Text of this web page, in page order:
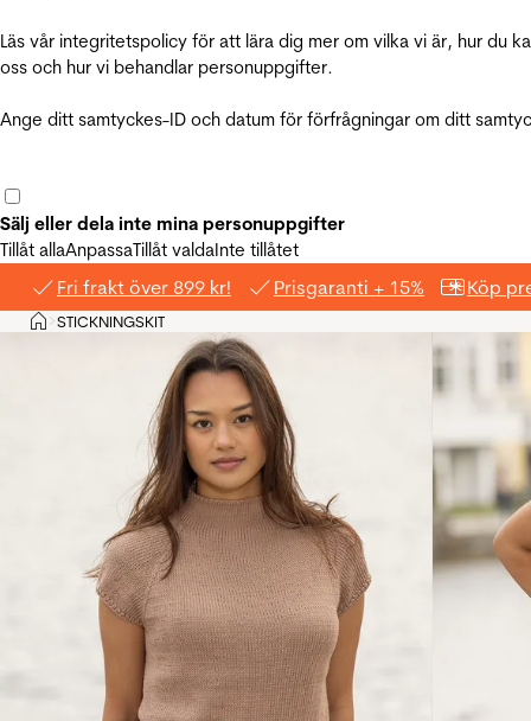
Läs vår integritetspolicy för att lära dig mer om vilka vi är, hur du
oss och hur vi behandlar personuppgifter.
Ange ditt samtyckes-ID och datum för förfrågningar om ditt
Sälj eller dela inte mina personuppgifter
Tillåt allaAnpassaTillåt valdaInte tillåtet
Fri frakt över 899 kr! Prisgaranti + 15% Köp
Hem
>STICKNINGSKIT